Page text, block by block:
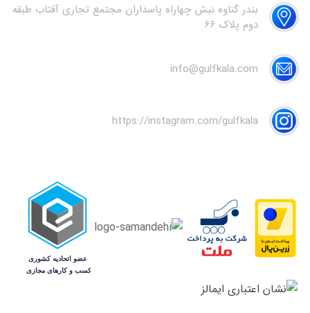
بندر گناوه نبش چهاراه پاسداران مجتمع تجاری آفتاب طبقه
دوم پلاک 66
info@gulfkala.com
https://instagram.com/gulfkala